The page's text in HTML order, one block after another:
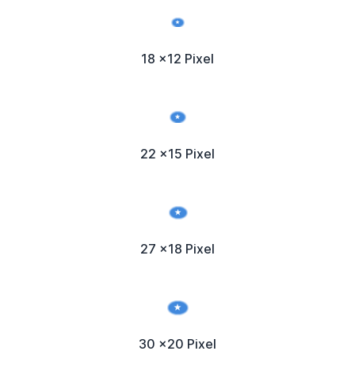
18 x12 Pixel
22 x15 Pixel
27 x18 Pixel
30 x20 Pixel